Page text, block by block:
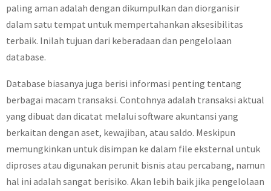
paling aman adalah dengan dikumpulkan dan diorganisir
dalam satu tempat untuk mempertahankan aksesibilitas
terbaik. Inilah tujuan dari keberadaan dan pengelolaan
database.
Database biasanya juga berisi informasi penting tentang
berbagai macam transaksi. Contohnya adalah transaksi aktual
yang dibuat dan dicatat melalui software akuntansi yang
berkaitan dengan aset, kewajiban, atau saldo. Meskipun
memungkinkan untuk disimpan ke dalam file eksternal untuk
diproses atau digunakan perunit bisnis atau percabang, namun
hal ini adalah sangat berisiko. Akan lebih baik jika pengelolaan